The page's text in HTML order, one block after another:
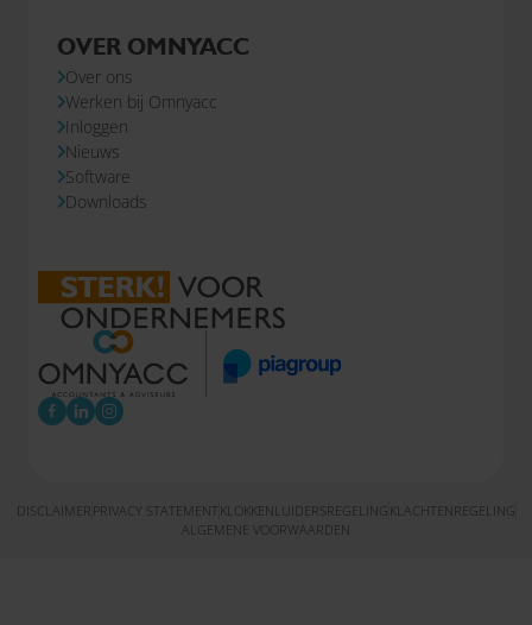
OVER OMNYACC
Over ons
Werken bij Omnyacc
Inloggen
Nieuws
Software
Downloads
DISCLAIMER PRIVACY STATEMENT KLOKKENLUIDERSREGELING KLACHTENREGELING
ALGEMENE VOORWAARDEN